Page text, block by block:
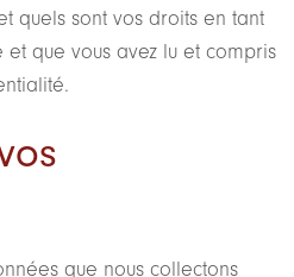
quels sont vos droits en tant
que vous avez lu et compris
que nous collectons